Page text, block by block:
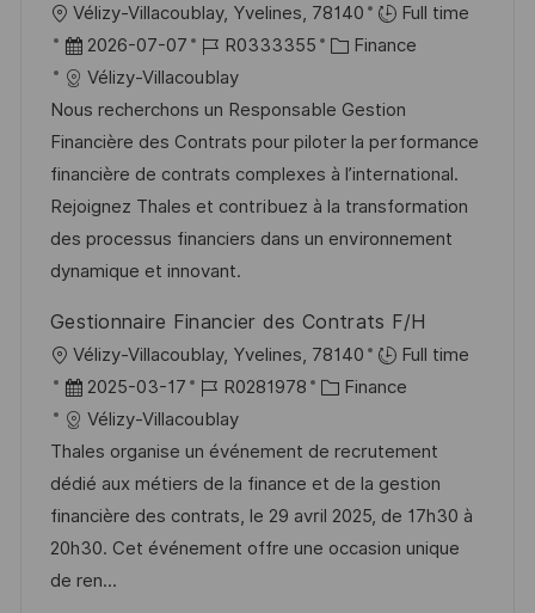
n
g
f
e
h
u
n
g
O
r
t
Vélizy-Villacoublay, Yvelines, 78140
Full time
D
a
t
u
m
d
e
r
e
r
ö
f
f
e
n
t
l
2026-07-07
J
o
b
-
I
D
R0333355
K
t
e
g
o
r
Finance
Vélizy-Villacoublay
Nous recherchons un Responsable Gestion
Financière des Contrats pour piloter la performance
financière de contrats complexes à l’international.
Rejoignez Thales et contribuez à la transformation
des processus financiers dans un environnement
dynamique et innovant.
Gestionnaire Financier des Contrats F/H
O
r
t
Vélizy-Villacoublay, Yvelines, 78140
Full time
D
a
t
u
m
d
e
2025-03-17
J
o
b
-
I
D
R0281978
K
t
e
g
o
Finance
Vélizy-Villacoublay
Thales organise un événement de recrutement
dédié aux métiers de la finance et de la gestion
financière des contrats, le 29 avril 2025, de 17h30 à
20h30. Cet événement offre une occasion unique
de ren...